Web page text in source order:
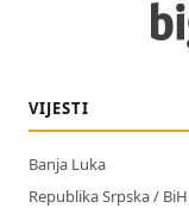
VIJESTI
Banja Luka
Republika Srpska / BiH